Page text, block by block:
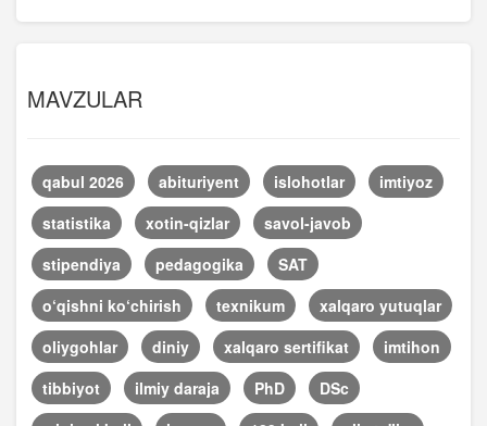
MAVZULAR
qabul 2026 abituriyent islohotlar
imtiyoz
statistika
xotin-qizlar
savol-javob
stipendiya
pedagogika
SAT
o‘qishni ko‘chirish
texnikum
xalqaro yutuqlar
oliygohlar
diniy xalqaro sertifikat
imtihon
tibbiyot
ilmiy daraja PhD
DSc